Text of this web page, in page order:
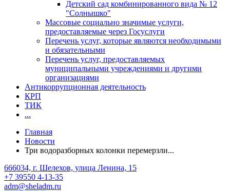
Детский сад комбинированного вида № 12
"Солнышко"
Массовые социально значимые услуги,
предоставляемые через Госуслуги
Перечень услуг, которые являются необходимыми
и обязательными
Перечень услуг, предоставляемых
муниципальными учреждениями и другими
организациями
Антикоррупционная деятельность
КРП
ТИК
...
Главная
Новости
Три водоразборных колонки перемерзли...
666034, г. Шелехов, улица Ленина, 15
+7 39550 4-13-35
adm@sheladm.ru